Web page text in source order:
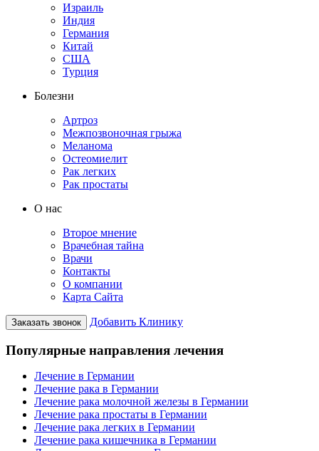
Израиль
Индия
Германия
Китай
США
Турция
Болезни
Артроз
Межпозвоночная грыжа
Меланома
Остеомиелит
Рак легких
Рак простаты
О нас
Второе мнение
Врачебная тайна
Врачи
Контакты
О компании
Карта Сайта
Заказать звонок Добавить Клинику
Популярные направления лечения
Лечение в Германии
Лечение рака в Германии
Лечение рака молочной железы в Германии
Лечение рака простаты в Германии
Лечение рака легких в Германии
Лечение рака кишечника в Германии